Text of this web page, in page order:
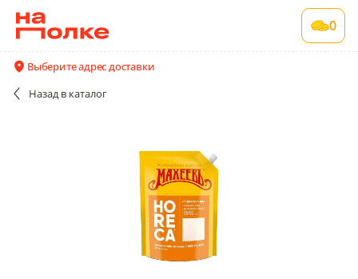
0
Выберите адрес доставки
Назад в каталог
Соус Махеевъ цезарь майонезный 25% 1 кг.,
дой-пак